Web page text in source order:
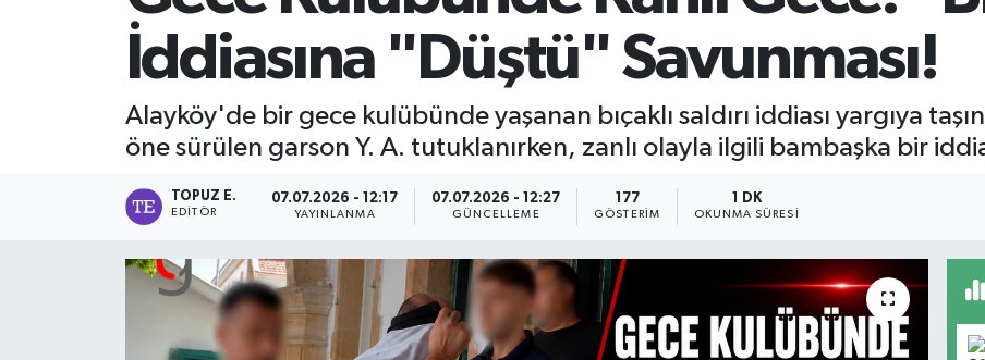
6660.55 0
13.779
-14
İddiasına "Düştü" Savunması!
Alayköy'de bir gece kulübünde yaşanan bıçaklı saldırı iddiası yargıya
öne sürülen garson Y. A. tutuklanırken, zanlı olayla ilgili bambaşka bir
TOPUZ E.
EDITÖR
07.07.2026 - 12:17
YAYINLANMA
07.07.2026 - 12:27
GÜNCELLEME
177
GÖSTERIM
1 DK
OKUNMA SÜRESI
TEKNOLOJİ
Tüm Manşetler
Son Dakika Haberleri
Haber Arşivi